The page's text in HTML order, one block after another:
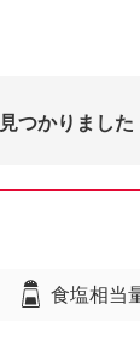
つかりました
食塩相当